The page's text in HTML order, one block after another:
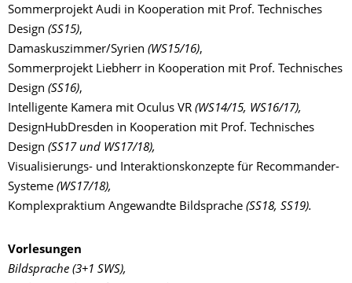
Sommerprojekt Audi in Kooperation mit Prof. Technisches
Design (SS15),
Damaskuszimmer/Syrien (WS15/16),
Sommerprojekt Liebherr in Kooperation mit Prof. Technisches
Design (SS16),
Intelligente Kamera mit Oculus VR (WS14/15, WS16/17),
DesignHubDresden in Kooperation mit Prof. Technisches
Design (SS17 und WS17/18),
Visualisierungs- und Interaktionskonzepte für Recommander-
Systeme (WS17/18),
Komplexpraktium Angewandte Bildsprache (SS18, SS19).
Vorlesungen
Bildsprache (3+1 SWS),